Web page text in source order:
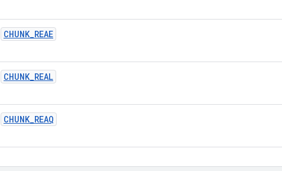
CHUNK_REAE
CHUNK_REAL
CHUNK_REAQ